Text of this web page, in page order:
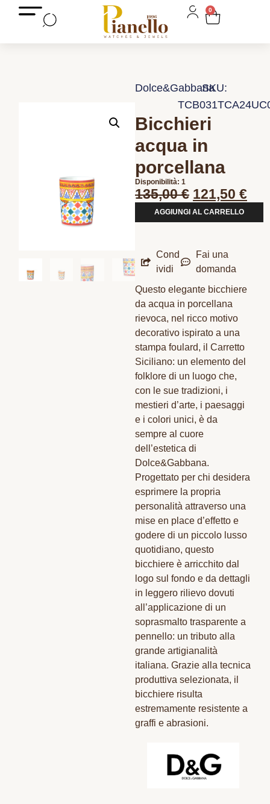
0
Dolce&GabbanaSKU:
Bicchieri
acqua in
porcellana
Disponibilità: 1
135,00€ 121,50 €
AGGIUNGI AL CARRELLO
Cond
ividi
Fai una
domanda
Questo elegante bicchiere
da acqua in porcellana
rievoca, nel ricco motivo
decorativo ispirato a una
stampa foulard, il Carretto
Siciliano: un elemento del
folklore di un luogo che,
con le sue tradizioni, i
mestieri d’arte, i paesaggi
e i colori unici, è da
sempre al cuore
dell’estetica di
Dolce&Gabbana.
Progettato per chi desidera
esprimere la propria
personalità attraverso una
mise en place d’effetto e
godere di un piccolo lusso
quotidiano, questo
bicchiere è arricchito dal
logo sul fondo e da dettagli
in leggero rilievo dovuti
all’applicazione di un
soprasmalto trasparente a
pennello: un tributo alla
grande artigianalità
italiana. Grazie alla tecnica
produttiva selezionata, il
bicchiere risulta
estremamente resistente a
graffi e abrasioni.